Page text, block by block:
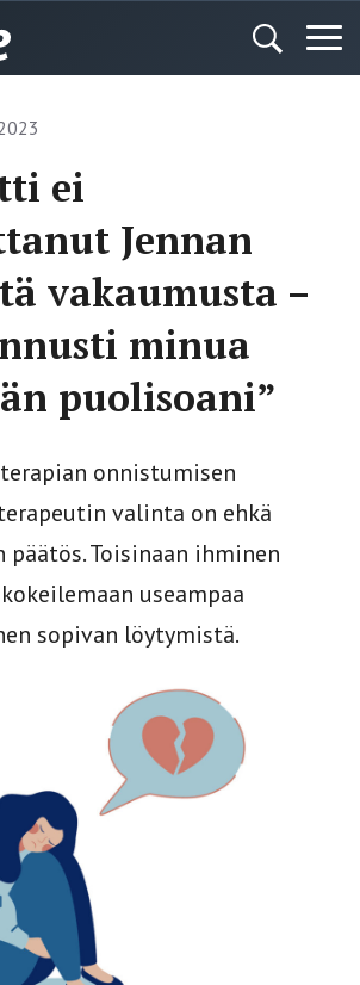
ei
Jennan
vakaumusta –
minua
puolisoani”
onnistumisen
valinta on ehkä
Toisinaan ihminen
useampaa
sopivan löytymistä.